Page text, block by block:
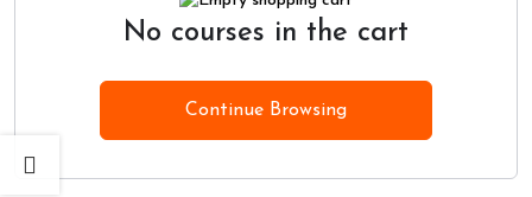
No courses in the cart
Continue Browsing